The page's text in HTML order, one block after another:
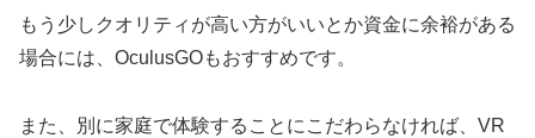
もう少しクオリティが高い方がいいとか資金に余裕がある
場合には、OculusGOもおすすめです。
また、別に家庭で体験することにこだわらなければ、VR